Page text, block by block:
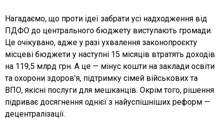
Нагадаємо, що проти ідеї забрати усі надходження від
ПДФО до центрального бюджету виступають громади.
Це очікувано, адже у разі ухвалення законопроєкту
місцеві бюджети у наступні 15 місяців втратять доходів
на 119,5 млрд грн. А це — мінус кошти на заклади освіти
та охорони здоров’я, підтримку сімей військових та
ВПО, якісні послуги для мешканців. Окрім того, рішення
підриває досягнення однієї з найуспішніших реформ —
децентралізації.